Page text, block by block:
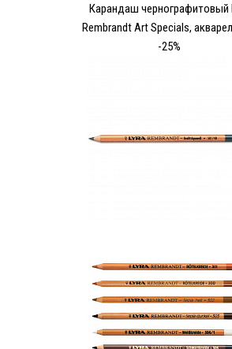
Карандаш чернографитовый
Rembrandt Art Specials,
-25%